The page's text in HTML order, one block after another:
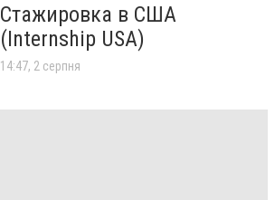
Стажировка в США
(Internship USA)
14:47, 2 серпня